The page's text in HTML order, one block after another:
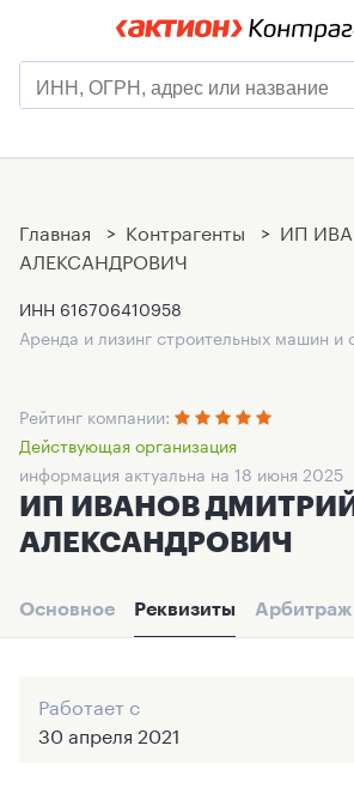
Главная > Контрагенты > ИП
АЛЕКСАНДРОВИЧ
ИНН 616706410958
Аренда и лизинг строительных машин и
Рейтинг компании:
Действующая организация
информация актуальна на 18 июня 2025
ИП ИВАНОВ
АЛЕКСАНДРОВИЧ
Основное Реквизиты Арбитраж
Работает с
30 апреля 2021